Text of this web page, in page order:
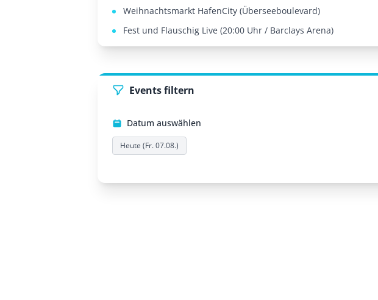
Weihnachtsmarkt HafenCity (Überseeboulevard)
Fest und Flauschig Live (20:00 Uhr / Barclays Arena)
Events filtern
Datum auswählen
Heute (Fr. 07.08.)